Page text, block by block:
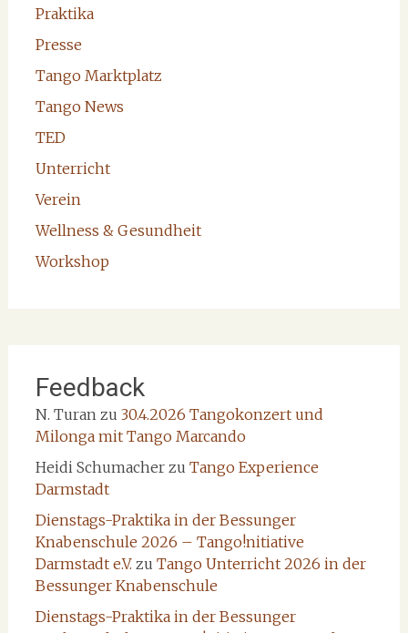
Praktika
Presse
Tango Marktplatz
Tango News
TED
Unterricht
Verein
Wellness & Gesundheit
Workshop
Feedback
N. Turan zu 30.4.2026 Tangokonzert und
Milonga mit Tango Marcando
Heidi Schumacherzu Tango Experience
Darmstadt
Dienstags-Praktika in der Bessunger
Knabenschule 2026 – Tango!nitiative
Darmstadt e.V.zu Tango Unterricht 2026 in der
Bessunger Knabenschule
Dienstags-Praktika in der Bessunger